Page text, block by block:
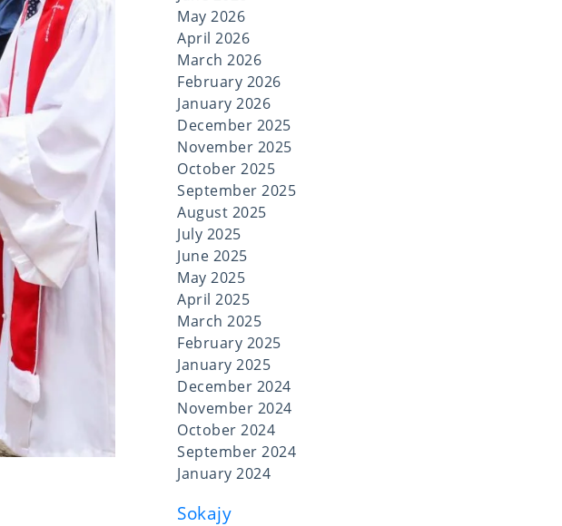
May 2026
April 2026
March 2026
February 2026
January 2026
December 2025
November 2025
October 2025
September 2025
August 2025
July 2025
June 2025
May 2025
April 2025
March 2025
February 2025
January 2025
December 2024
November 2024
October 2024
September 2024
January 2024
Sokajy